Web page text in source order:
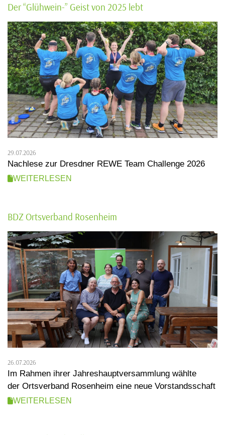
Der “Glühwein-” Geist von 2025 lebt
29.07.2026
Nachlese zur Dresdner REWE Team Challenge 2026
WEITERLESEN
BDZ Ortsverband Rosenheim
26.07.2026
Im Rahmen ihrer Jahreshauptversammlung wählte
der Ortsverband Rosenheim eine neue Vorstandsschaft
WEITERLESEN